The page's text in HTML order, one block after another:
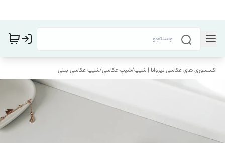
اکسسوری های عکاسی نیروانا | شیپ/شیپ عکاسی/شیپ عکاسی بتنی